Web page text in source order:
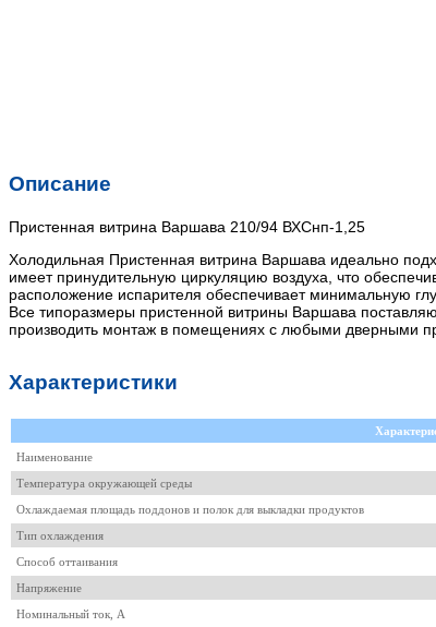
Описание
Пристенная витрина Варшава 210/94 ВХСнп-1,25
Холодильная Пристенная витрина Варшава идеально
имеет принудительную циркуляцию воздуха, что
расположение испарителя обеспечивает минимальную
Все типоразмеры пристенной витрины Варшава
производить монтаж в помещениях с любыми дверными
Характеристики
Наименование
Температура окружающей среды
Охлаждаемая площадь поддонов и полок для выкладки продуктов
Тип охлаждения
Способ оттаивания
Напряжение
Номинальный ток, A